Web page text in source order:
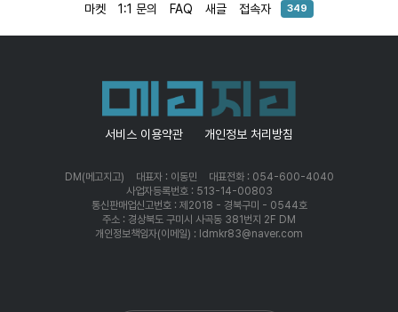
마켓 1:1 문의 FAQ 새글 접속자 349
서비스 이용약관 개인정보 처리방침
DM(메고지고) 대표자 : 이동민
대표전화 : 054-600-4040
사업자등록번호 : 513-14-00803
통신판매업신고번호 : 제2018 - 경북구미 - 0544호
주소 : 경상북도 구미시 사곡동 381번지 2F DM
개인정보책임자(이메일) : ldmkr83@naver.com